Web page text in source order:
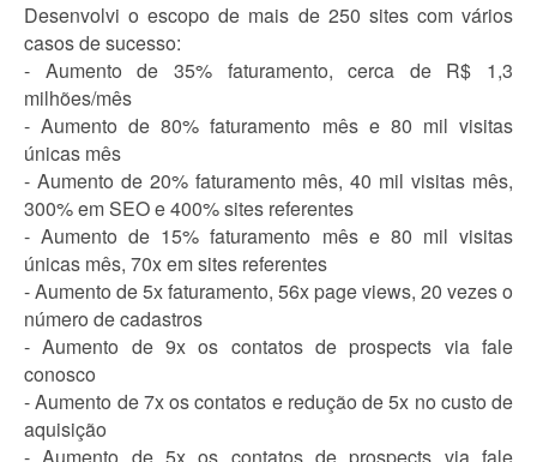
Desenvolvi o escopo de mais de 250 sites com vários
casos de sucesso:
- Aumento de 35% faturamento, cerca de R$ 1,3
milhões/mês
- Aumento de 80% faturamento mês e 80 mil visitas
únicas mês
- Aumento de 20% faturamento mês, 40 mil visitas mês,
300% em SEO e 400% sites referentes
- Aumento de 15% faturamento mês e 80 mil visitas
únicas mês, 70x em sites referentes
- Aumento de 5x faturamento, 56x page views, 20 vezes o
número de cadastros
- Aumento de 9x os contatos de prospects via fale
conosco
- Aumento de 7x os contatos e redução de 5x no custo de
aquisição